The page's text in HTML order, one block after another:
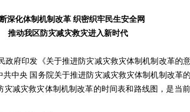
深化体制机制改革 织密织牢民生安全网
推动我区防灾减灾救灾进入新时代
印发《关于推进防灾减灾救灾体制机制改革的
中央 国务院关于推进防灾减灾救灾体制机制改革
减灾救灾体制机制改革的时间表和路线图，是当